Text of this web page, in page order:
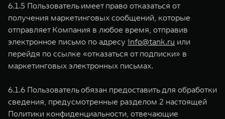
6.1.5 Пользователь имеет право отказаться от
получения маркетинговых сообщений, которые
отправляет Компания в любое время, отправив
электронное письмо по адресу info@tank.ru или
перейдя по ссылке «отказаться от подписки» в
маркетинговых электронных письмах.
6.1.6 Пользователь обязан предоставить для обработки
сведения, предусмотренные разделом 2 настоящей
Политики конфиденциальности, отвечающие